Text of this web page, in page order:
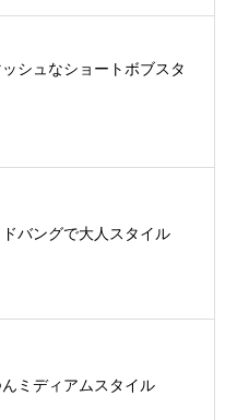
シュなショートボブスタ
バングで大人スタイル
ミディアムスタイル